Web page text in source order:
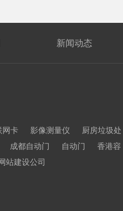
新闻动态
网卡 影像测量仪
厨房垃圾处
成都自动门 自动门
香港容
站建设公司